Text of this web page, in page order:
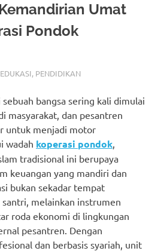
Umat
Pondok
EDUKASI, PENDIDIKAN
bangsa sering kali dimulai
masyarakat, dan pesantren
untuk menjadi motor
wadah koperasi pondok
tradisional ini berupaya
keuangan yang mandiri dan
bukan sekadar tempat
melainkan instrumen
roda ekonomi di lingkungan
pesantren. Dengan
dan berbasis syariah, unit